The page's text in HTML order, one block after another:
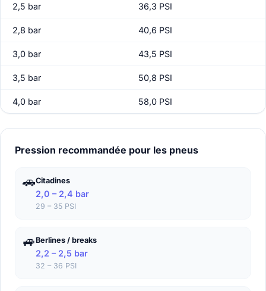
2,5 bar 36,3 PSI
2,8 bar 40,6 PSI
3,0 bar 43,5 PSI
3,5 bar 50,8 PSI
4,0 bar 58,0 PSI
Pression recommandée pour les pneus
🚗Citadines
2,0 – 2,4 bar
29 – 35 PSI
🚙Berlines / breaks
2,2 – 2,5 bar
32 – 36 PSI